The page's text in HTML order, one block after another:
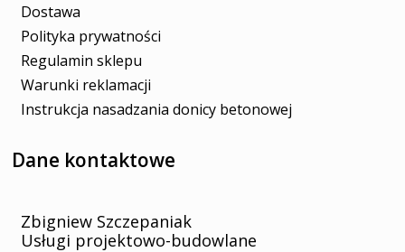
Dostawa
Polityka prywatności
Regulamin sklepu
Warunki reklamacji
Instrukcja nasadzania donicy betonowej
Dane kontaktowe
Zbigniew Szczepaniak
Usługi projektowo-budowlane